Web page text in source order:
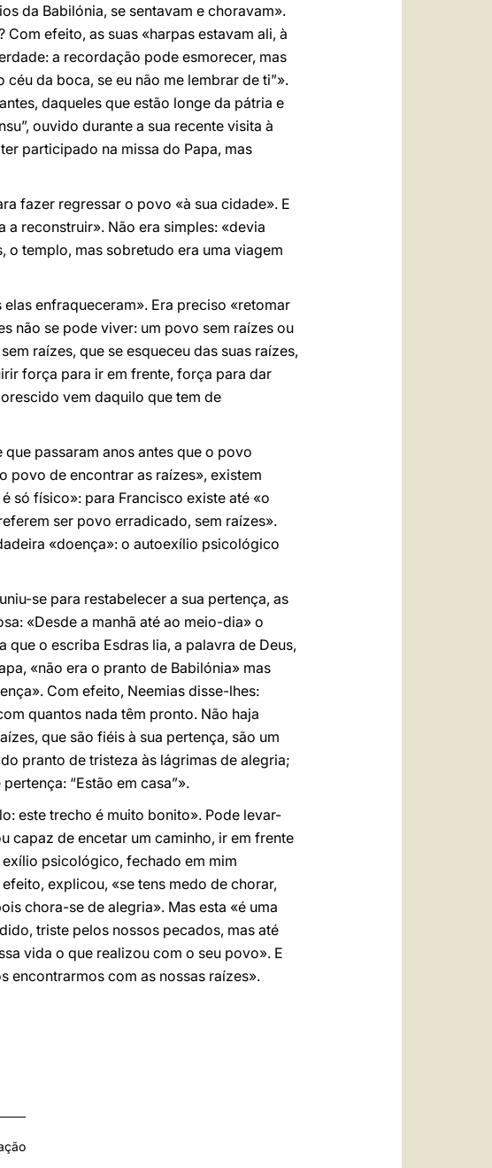
da Babilónia, se sentavam e choravam».
efeito, as suas «harpas estavam ali, à
a recordação pode esmorecer, mas
da boca, se eu não me lembrar de ti”».
daqueles que estão longe da pátria e
ouvido durante a sua recente visita à
participado na missa do Papa, mas
fazer regressar o povo «à sua cidade». E
a reconstruir». Não era simples: «devia
o templo, mas sobretudo era uma viagem
enfraqueceram». Era preciso «retomar
não se pode viver: um povo sem raízes ou
raízes, que se esqueceu das suas raízes,
força para ir em frente, força para dar
vem daquilo que tem de
passaram anos antes que o povo
povo de encontrar as raízes», existem
só físico»: para Francisco existe até «o
ser povo erradicado, sem raízes».
«doença»: o autoexílio psicológico
se para restabelecer a sua pertença, as
«Desde a manhã até ao meio-dia» o
o escriba Esdras lia, a palavra de Deus,
«não era o pranto de Babilónia» mas
Com efeito, Neemias disse-lhes:
quantos nada têm pronto. Não haja
que são fiéis à sua pertença, são um
pranto de tristeza às lágrimas de alegria;
“Estão em casa”».
este trecho é muito bonito». Pode levar-
capaz de encetar um caminho, ir em frente
psicológico, fechado em mim
explicou, «se tens medo de chorar,
chora-se de alegria». Mas esta «é uma
triste pelos nossos pecados, mas até
vida o que realizou com o seu povo». E
encontrarmos com as nossas raízes».